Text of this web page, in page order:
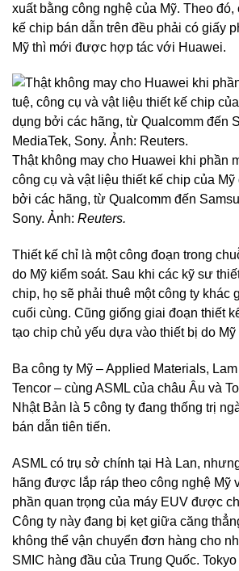
xuất bằng công nghệ của Mỹ. Theo đó,
kế chip bán dẫn trên đều phải có giấy
Mỹ thì mới được hợp tác với Huawei.
Thật không may cho Huawei khi phần
công cụ và vật liệu thiết kế chip của
bởi các hãng, từ Qualcomm đến
Sony. Ảnh: Reuters.
Thiết kế chỉ là một công đoạn trong
do Mỹ kiểm soát. Sau khi các kỹ sư
chip, họ sẽ phải thuê một công ty khác
cuối cùng. Cũng giống giai đoạn thiết
tạo chip chủ yếu dựa vào thiết bị do Mỹ
Ba công ty Mỹ – Applied Materials,
Tencor – cùng ASML của châu Âu và
Nhật Bản là 5 công ty đang thống trị
bán dẫn tiên tiến.
ASML có trụ sở chính tại Hà Lan,
hãng được lắp ráp theo công nghệ Mỹ
phần quan trọng của máy EUV được
Công ty này đang bị kẹt giữa căng
không thể vận chuyển đơn hàng cho
SMIC hàng đầu của Trung Quốc.